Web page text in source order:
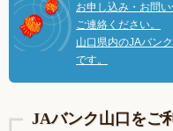
お申し込み・お問
ご連絡ください。
山口県内のJAバン
です。
JAバンク山口をご